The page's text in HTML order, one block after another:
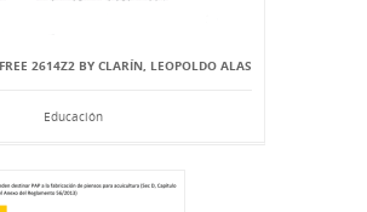
2614Z2 BY CLARÍN, LEOPOLDO ALAS
Educación